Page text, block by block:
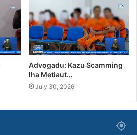
Advogadu: Kazu Scamming
Iha Metiaut…
July 30, 2026